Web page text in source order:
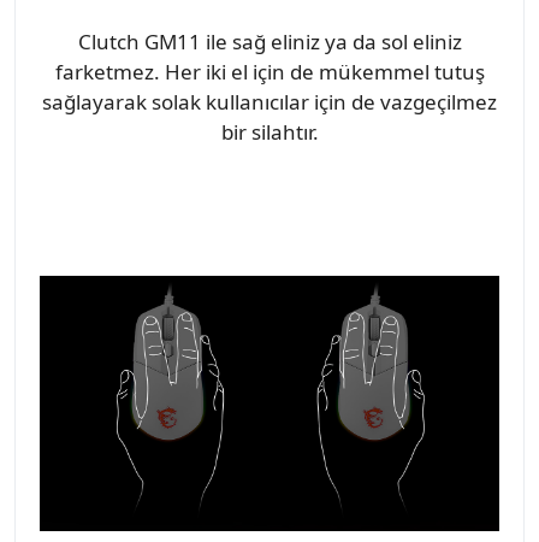
Clutch GM11 ile sağ eliniz ya da sol eliniz
farketmez. Her iki el için de mükemmel tutuş
sağlayarak solak kullanıcılar için de vazgeçilmez
bir silahtır.